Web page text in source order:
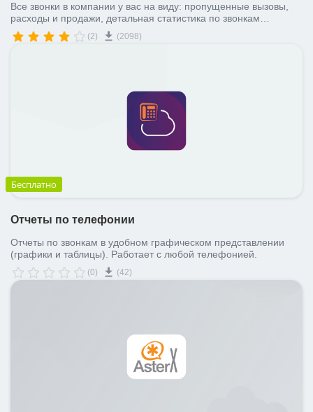
Все звонки в компании у вас на виду: пропущенные вызовы,
расходы и продажи, детальная статистика по звонкам
сотрудников
(2) (2098)
Бесплатно
Отчеты по телефонии
Отчеты по звонкам в удобном графическом представлении
(графики и таблицы). Работает с любой телефонией.
(0) (42)